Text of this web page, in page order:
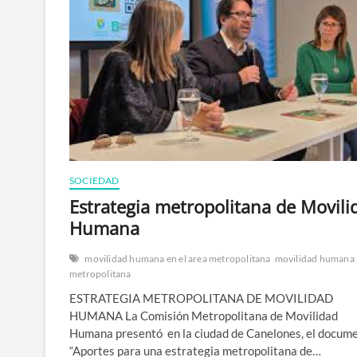
SOCIEDAD
Estrategia metropolitana de
Humana
movilidad humana en el area metropolitana movilidad humana
metropolitana
ESTRATEGIA METROPOLITANA DE MOVILIDAD
HUMANA La Comisión Metropolitana de Movilidad
Humana presentó en la ciudad de Canelones, el
“Aportes para una estrategia metropolitana de…